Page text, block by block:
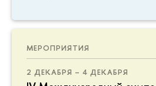
МЕРОПРИЯТИЯ
2 ДЕКАБРЯ – 4 ДЕКАБРЯ